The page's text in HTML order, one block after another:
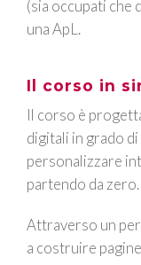
(sia occupati che
una ApL.
Il corso in
Il corso è
digitali in grado
personalizzare
partendo da zero.
Attraverso un
a costruire